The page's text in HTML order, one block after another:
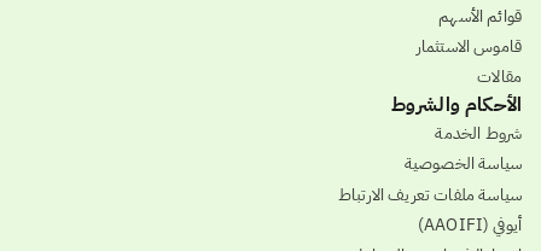
قوائم الأسهم
قاموس الاستثمار
مقالات
الأحكام والشروط
شروط الخدمة
سياسة الخصوصية
سياسة ملفات تعريف الارتباط
أيوفي (AAOIFI)